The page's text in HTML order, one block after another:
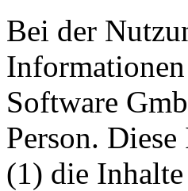
Bei der
Software
Person.
(1) die